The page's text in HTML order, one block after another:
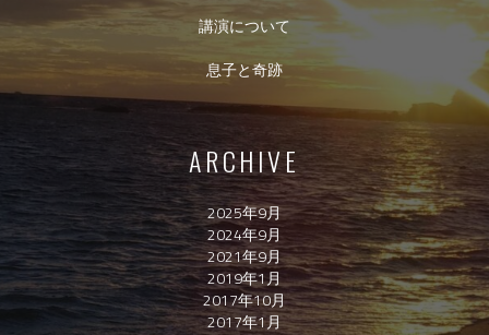
講演について
息子と奇跡
ARCHIVE
2025年9月
2024年9月
2021年9月
2019年1月
2017年10月
2017年1月